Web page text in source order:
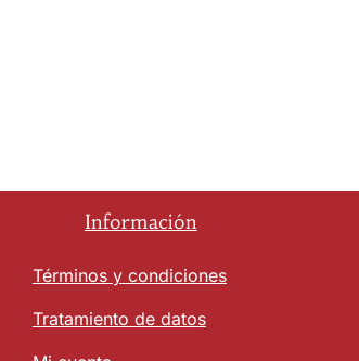
Información
Términos y condiciones
Tratamiento de datos